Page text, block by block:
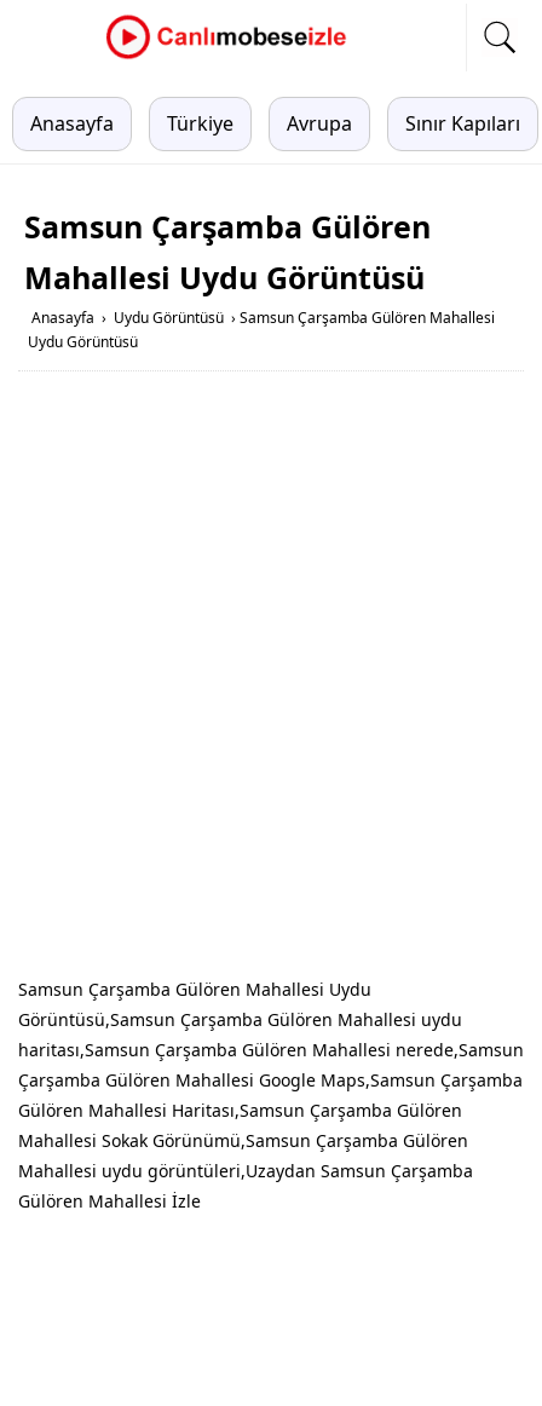
Anasayfa Türkiye Avrupa Sınır Kapıları
Samsun Çarşamba Gülören
Mahallesi Uydu Görüntüsü
Anasayfa › Uydu Görüntüsü › Samsun Çarşamba Gülören Mahallesi
Uydu Görüntüsü
Samsun Çarşamba Gülören Mahallesi Uydu
Görüntüsü,Samsun Çarşamba Gülören Mahallesi uydu
haritası,Samsun Çarşamba Gülören Mahallesi nerede,Samsun
Çarşamba Gülören Mahallesi Google Maps,Samsun Çarşamba
Gülören Mahallesi Haritası,Samsun Çarşamba Gülören
Mahallesi Sokak Görünümü,Samsun Çarşamba Gülören
Mahallesi uydu görüntüleri,Uzaydan Samsun Çarşamba
Gülören Mahallesi İzle